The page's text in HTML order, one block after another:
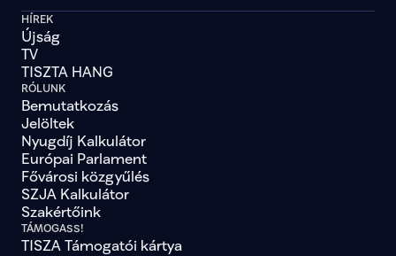
HÍREK
Újság
TV
TISZTA HANG
RÓLUNK
Bemutatkozás
Jelöltek
Nyugdíj Kalkulátor
Európai Parlament
Fővárosi közgyűlés
SZJA Kalkulátor
Szakértőink
TÁMOGASS!
TISZA Támogatói kártya